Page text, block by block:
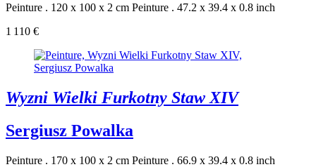
Peinture . 120 x 100 x 2 cm Peinture . 47.2 x 39.4 x 0.8 inch
1 110 €
Wyzni Wielki Furkotny Staw XIV
Sergiusz Powalka
Peinture . 170 x 100 x 2 cm Peinture . 66.9 x 39.4 x 0.8 inch